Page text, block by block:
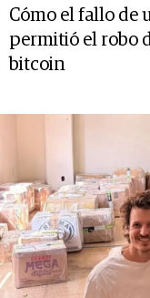
Cómo el fallo de
permitió el robo
bitcoin